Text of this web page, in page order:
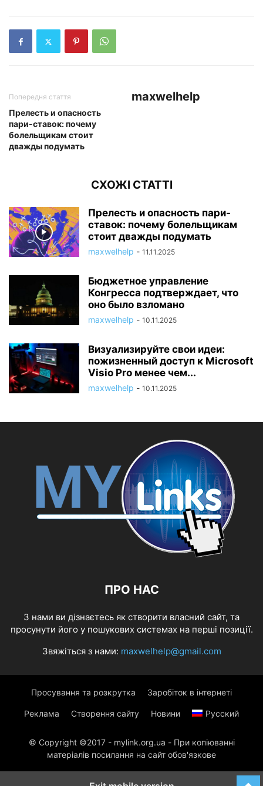
Попередня стаття
Прелесть и опасность
пари-ставок: почему
болельщикам стоит
дважды подумать
maxwelhelp
СХОЖІ СТАТТІ
Прелесть и опасность пари-
ставок: почему болельщикам
стоит дважды подумать
maxwelhelp - 11.11.2025
Бюджетное управление
Конгресса подтверждает, что
оно было взломано
maxwelhelp - 10.11.2025
Визуализируйте свои идеи:
пожизненный доступ к Microsoft
Visio Pro менее чем...
maxwelhelp - 10.11.2025
ПРО НАС
З нами ви дізнаєтесь як створити власний сайт, та
просунути його у пошукових системах на перші позиції.
Звяжіться з нами: maxwelhelp@gmail.com
Просування та розкрутка Заробіток в інтернеті
Реклама Створення сайту Новини Русский
© Copyright ©2017 - mylink.org.ua - При копіюванні
матеріалів посилання на сайт обов'язкове